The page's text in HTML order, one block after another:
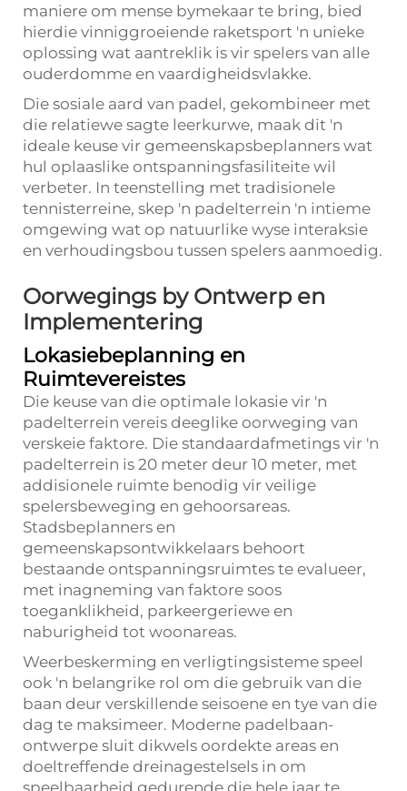
maniere om mense bymekaar te bring, bied
hierdie vinniggroeiende raketsport 'n unieke
oplossing wat aantreklik is vir spelers van alle
ouderdomme en vaardigheidsvlakke.
Die sosiale aard van padel, gekombineer met
die relatiewe sagte leerkurwe, maak dit 'n
ideale keuse vir gemeenskapsbeplanners wat
hul oplaaslike ontspanningsfasiliteite wil
verbeter. In teenstelling met tradisionele
tennisterreine, skep 'n padelterrein 'n intieme
omgewing wat op natuurlike wyse interaksie
en verhoudingsbou tussen spelers aanmoedig.
Oorwegings by Ontwerp en
Implementering
Lokasiebeplanning en
Ruimtevereistes
Die keuse van die optimale lokasie vir 'n
padelterrein vereis deeglike oorweging van
verskeie faktore. Die standaardafmetings vir 'n
padelterrein is 20 meter deur 10 meter, met
addisionele ruimte benodig vir veilige
spelersbeweging en gehoorsareas.
Stadsbeplanners en
gemeenskapsontwikkelaars behoort
bestaande ontspanningsruimtes te evalueer,
met inagneming van faktore soos
toeganklikheid, parkeergeriewe en
naburigheid tot woonareas.
Weerbeskerming en verligtingsisteme speel
ook 'n belangrike rol om die gebruik van die
baan deur verskillende seisoene en tye van die
dag te maksimeer. Moderne padelbaan-
ontwerpe sluit dikwels oordekte areas en
doeltreffende dreinagestelsels in om
speelbaarheid gedurende die hele jaar te